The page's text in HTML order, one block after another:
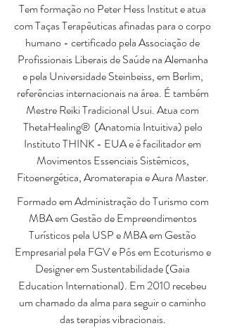
Tem formação no Peter Hess Institut e atua
com Taças Terapêuticas afinadas para o corpo
humano - certificado pela Associação de
Profissionais Liberais de Saúde na Alemanha
e pela Universidade Steinbeiss, em Berlim,
referências internacionais na área. É também
Mestre Reiki Tradicional Usui. Atua com
ThetaHealing® (Anatomia Intuitiva) pelo
Instituto THINK - EUA e é facilitador em
Movimentos Essenciais Sistêmicos,
Fitoenergética, Aromaterapia e Aura Master.
Formado em Administração do Turismo com
MBA em Gestão de Empreendimentos
Turísticos pela USP e MBA em Gestão
Empresarial pela FGV e Pós em Ecoturismo e
Designer em Sustentabilidade (Gaia
Education International). Em 2010 recebeu
um chamado da alma para seguir o caminho
das terapias vibracionais.